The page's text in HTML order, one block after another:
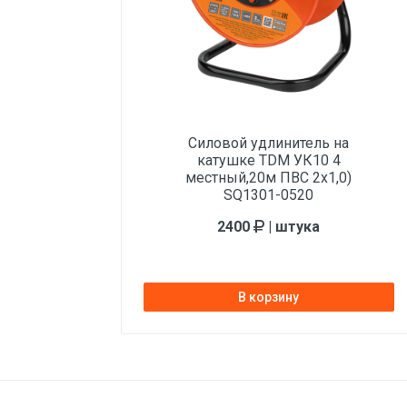
Класс товара
Силовой удлинитель на
катушке TDM УК10 4
местный,20м ПВС 2х1,0)
SQ1301-0520
2400
| штука
В корзину